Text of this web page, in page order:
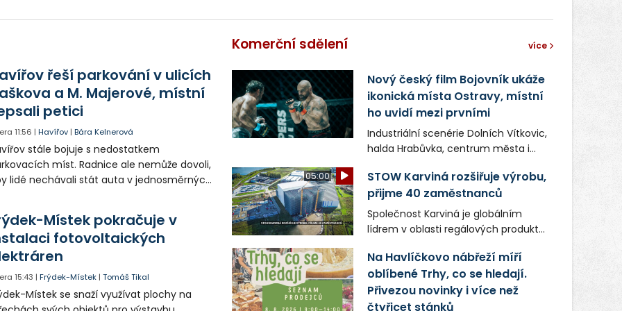
řeší parkování v ulicích
a M. Majerové, místní
petici
11:56 |Havířov |Bára Kelnerová
stále bojuje s nedostatkem
míst. Radnice ale nemůže dovoli,
lidé nechávali stát auta v jednosměrných
někteří obyvatelé rozhodli sepsat petici.
Místek pokračuje v
fotovoltaických
15:43 |Frýdek-Místek |Tomáš Tikal
Místek se snaží využívat plochy na
Komerční sdělení více
Nový český film Bojovník ukáže
ikonická místa Ostravy, místní
ho uvidí mezi prvními
Industriální scenérie Dolních Vítkovic,
halda Hrabůvka, centrum města i
v novém filmu Bojovník, který vstoupí
do kin už 13. srpna. Režiséři Vojtěch
Frič a Tomáš Dianiška si
moravskoslezskou metropoli
nevybrali náhodou – její syrová
atmosféra se stala přirozenou
součástí příběhu bývalého
boxerského šampiona Hoffa (Milan
Ondrík), jenž se po letech vrací do
05:00
STOW Karviná rozšiřuje výrobu,
přijme 40 zaměstnanců
Společnost Karviná je globálním
lídrem v oblasti regálových produktů
zaměstnavatelem na Karvinsku a
firmou s obrovským potenciálem.
Na Havlíčkovo nábřeží míří
oblíbené Trhy, co se hledají.
Přivezou novinky i více než
čtyřicet stánků